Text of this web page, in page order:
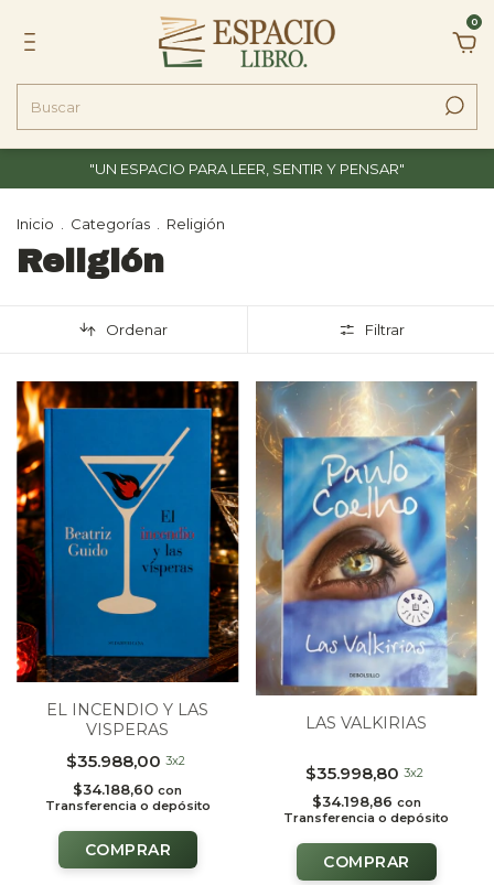
0
"UN ESPACIO PARA LEER, SENTIR Y PENSAR"
Inicio . Categorías . Religión
Religión
Ordenar Filtrar
EL INCENDIO Y LAS
VISPERAS
$35.988,00 3x2
$34.188,60con
Transferencia o depósito
LAS VALKIRIAS
$35.998,80 3x2
$34.198,86 con
Transferencia o depósito